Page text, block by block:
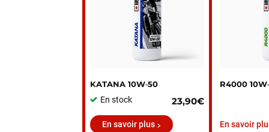
KATANA 10W‑50
En stock
23,90€
R4000
En savoir plus En savoir